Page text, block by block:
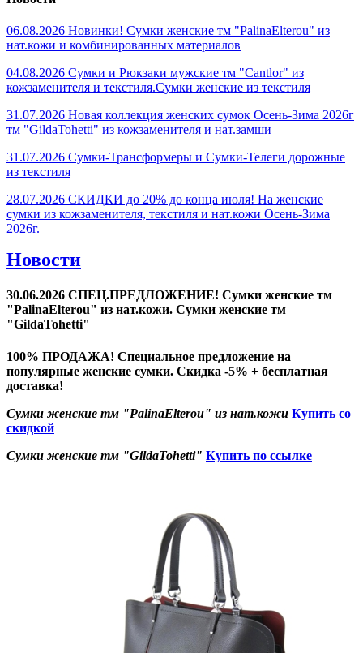
06.08.2026 Новинки! Сумки женские тм "PalinaElterou" из
нат.кожи и комбинированных материалов
04.08.2026 Сумки и Рюкзаки мужские тм "Cantlor" из
кожзаменителя и текстиля.Сумки женские из текстиля
31.07.2026 Новая коллекция женских сумок Осень-Зима 2026г
тм "GildaTohetti" из кожзаменителя и нат.замши
31.07.2026 Сумки-Трансформеры и Сумки-Телеги дорожные
из текстиля
28.07.2026 СКИДКИ до 20% до конца июля! На женские
сумки из кожзаменителя, текстиля и нат.кожи Осень-Зима
2026г.
Новости
30.06.2026 СПЕЦ.ПРЕДЛОЖЕНИЕ! Сумки женские тм
"PalinaElterou" из нат.кожи. Сумки женские тм
"GildaTohetti"
100% ПРОДАЖА! Специальное предложение на
популярные женские сумки. Скидка -5% + бесплатная
доставка!
Сумки женские тм "PalinaElterou" из нат.кожи Купить со
скидкой
Сумки женские тм "GildaTohetti" Купить по ссылке